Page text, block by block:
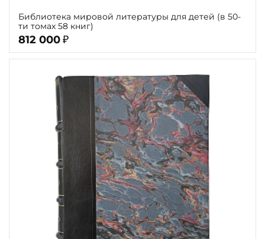
Теги
Переплёт
Библиотека мировой литературы для детей (в 50-
ти томах 58 книг)
812 000 ₽